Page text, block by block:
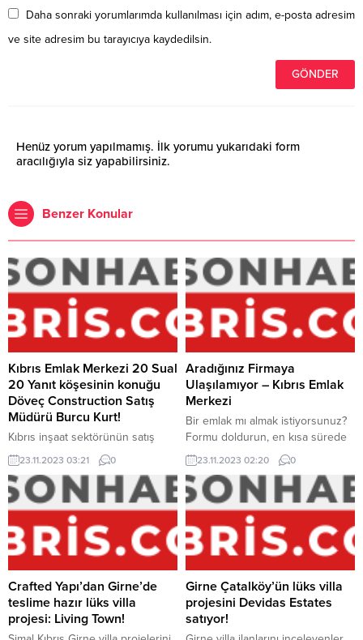
Daha sonraki yorumlarımda kullanılması için adım, e-posta adresim
ve site adresim bu tarayıcıya kaydedilsin.
Henüz yorum yapılmamış. İlk yorumu yukarıdaki form
aracılığıyla siz yapabilirsiniz.
Benzer Konular
Kıbrıs Emlak Merkezi 20 Sual
20 Yanıt köşesinin konuğu
Döveç Construction Satış
Müdürü Burcu Kurt!
Kıbrıs inşaat sektörünün satış
yöneticilerinden Burcu Kurt,
Kıbrıs Emlak Merkezi’nin konuğu
oldu. Döveç Construction
projelerini hedef kesime ulaştıran
Burcu Kurt ile 20 Sual 20 Yanıt
köşesinde buluştuk…
BİLGİLENDİRME Döveç
Emlak Merkezi ile olan ortaklık
sürecinde iş etiği kurallarını
çiğneyen yaklaşımı, firmalar arası
itimat sarsan “arkadan dolanma”
23.11.2023 03:21 0
Aradığınız Firmaya
Ulaşılamıyor – Kıbrıs Emlak
Merkezi
Bir emlak mı almak istiyorsunuz?
Formu doldurun, en kısa sürede
temsilcilerimiz tarafınıza dönüş
sağlayacaklar. Bir emlak mı
satmak istiyorsunuz? Formu
doldurun, en kısa sürede
temsilcilerimiz tarafınıza dönüş
sağlayacaklar.
23.11.2023 02:20 0
Crafted Yapı’dan Girne’de
teslime hazır lüks villa
projesi: Living Town!
Girne Çatalköy’ün lüks villa
projesini Devidas Estates
satıyor!